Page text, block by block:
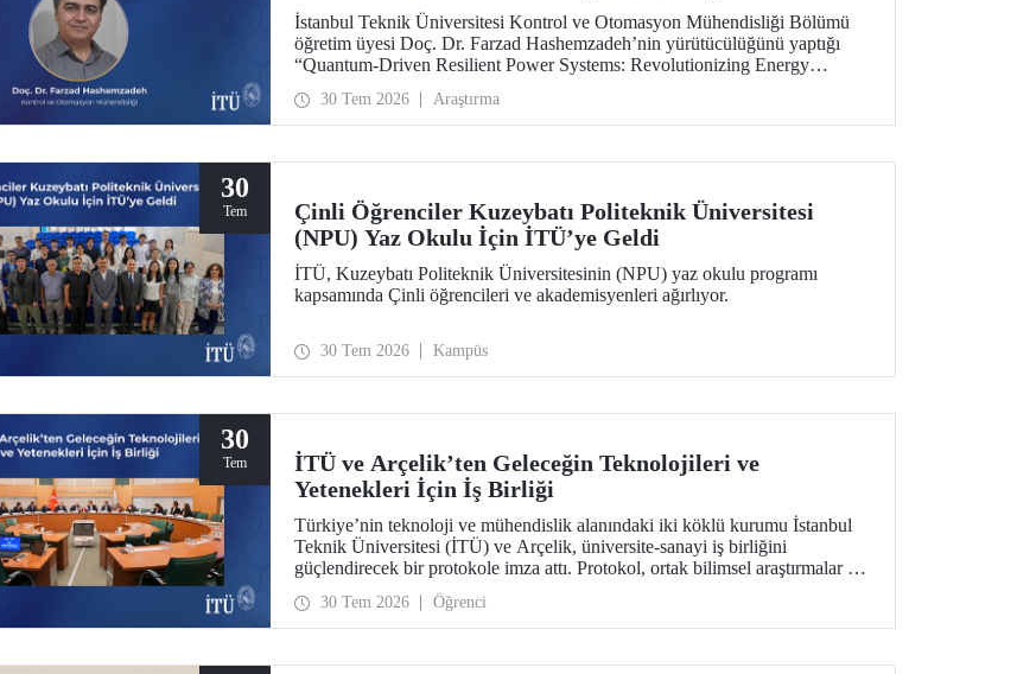
İstanbul Teknik Üniversitesi Kontrol ve Otomasyon Mühendisliği Bölümü
öğretim üyesi Doç. Dr. Farzad Hashemzadeh’nin yürütücülüğünü yaptığı
“Quantum-Driven Resilient Power Systems: Revolutionizing Energy
kapsamında desteklenmeye hak kazandı.
30 Tem 2026 Araştırma
30
Tem
Çinli Öğrenciler Kuzeybatı Politeknik Üniversitesi
(NPU) Yaz Okulu İçin İTÜ’ye Geldi
İTÜ, Kuzeybatı Politeknik Üniversitesinin (NPU) yaz okulu programı
kapsamında Çinli öğrencileri ve akademisyenleri ağırlıyor.
30 Tem 2026 Kampüs
30
Tem
İTÜ ve Arçelik’ten Geleceğin Teknolojileri ve
Yetenekleri İçin İş Birliği
Türkiye’nin teknoloji ve mühendislik alanındaki iki köklü kurumu İstanbul
Teknik Üniversitesi (İTÜ) ve Arçelik, üniversite-sanayi iş birliğini
güçlendirecek bir protokole imza attı. Protokol, ortak bilimsel araştırmalar ve
yenilikçi teknolojilerin transferinin yanı sıra öğrencilere staj, gelişim
programları, bitirme projeleri ve mentörlük olanakları sunulmasını kapsıyor.
30 Tem 2026 Öğrenci